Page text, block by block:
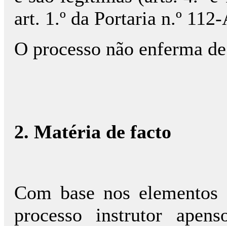
art. 1.º da Portaria n.º
O processo não enferma
2. Matéria de facto
Com base nos
processo instrutor